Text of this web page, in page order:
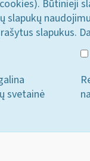
Būtinieji
slapukus.
svetainė